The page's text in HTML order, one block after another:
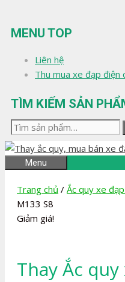
đến
nội
MENU TOP
Liên hệ
Thu mua xe đạp điện
TÌM KIẾM SẢN
Tìm
kiếm:
Menu
Trang chủ / Ắc quy xe
M133 S8
Giảm giá!
Thay Ắc